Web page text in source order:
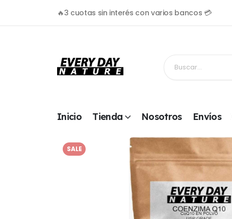
🔥3 cuotas sin interés con varios bancos 💳
Inicio Tienda Nosotros Envíos
SALE